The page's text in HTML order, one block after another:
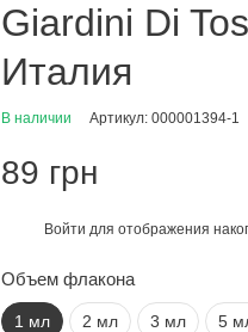
Giardini Di
Италия
В наличии Артикул: 000001394-1
89 грн
Войти для отображения
Объем флакона
1 мл 2 мл 3 мл 5